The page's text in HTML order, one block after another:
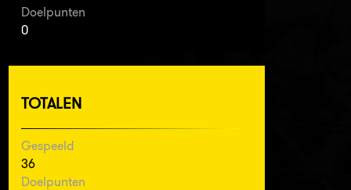
Doelpunten
0
TOTALEN
Gespeeld
36
Doelpunten